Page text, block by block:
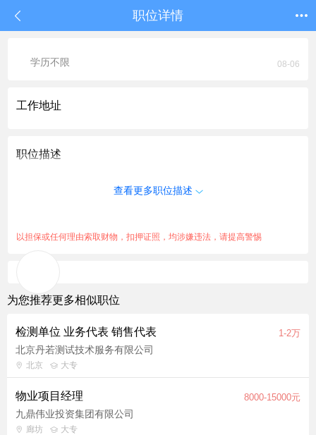
职位详情
学历不限 08-06
工作地址
职位描述
查看更多职位描述
以担保或任何理由索取财物，扣押证照，均涉嫌违法，请提高警惕
为您推荐更多相似职位
检测单位 业务代表 销售代表 1-2万
北京丹若测试技术服务有限公司
北京 大专
物业项目经理 8000-15000元
九鼎伟业投资集团有限公司
廊坊 大专